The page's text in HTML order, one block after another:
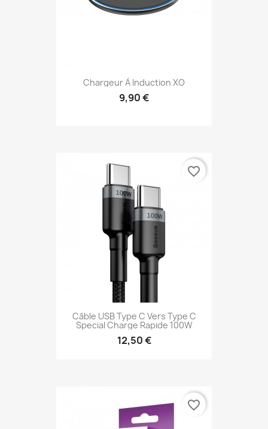
Chargeur À Induction XO
9,90 €
Câble USB Type C Vers Type C
Special Charge Rapide 100W
12,50 €
favorite_border
favorite_border